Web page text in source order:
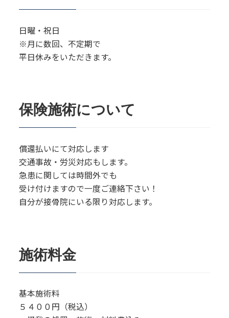
日曜・祝日
※月に数回、不定期で
平日休みをいただきます。
保険施術について
償還払いにて対応します
交通事故・労災対応もします。
急患に関しては時間外でも
受け付けますので一度ご連絡下さい！
自分が接骨院にいる限り対応します。
施術料金
基本施術料
５４００円（税込）